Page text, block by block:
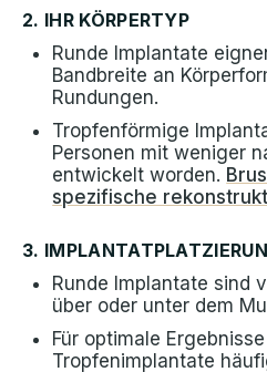
2. IHR KÖRPERTYP
Runde Implantate
Bandbreite an
Rundungen.
Tropfenförmige
Personen mit weniger
entwickelt worden.
spezifische
3.
Runde Implantate sind
über oder unter dem
Für optimale
Tropfenimplantate